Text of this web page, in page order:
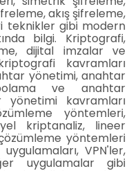
akış şifreleme,
teknikler gibi modern
bilgi. Kriptografi,
dijital imzalar ve
kavramları
yönetimi, anahtar
ve anahtar
kavramları
yöntemleri,
kriptanaliz, lineer
yöntemleri
VPN'ler,
uygulamalar gibi